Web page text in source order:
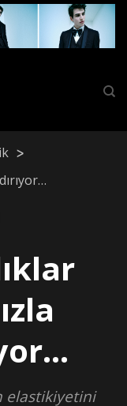
elastikiyetini